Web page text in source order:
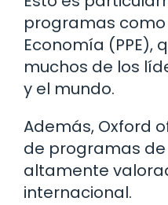
programas como
Economía (PPE),
muchos de los
y el mundo.
Además, Oxford
de programas
altamente
internacional.